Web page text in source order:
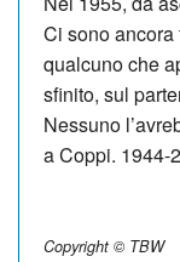
Ci sono ancora
qualcuno che
sfinito, sul
Nessuno
a Coppi. 1944-
Copyright © TBW